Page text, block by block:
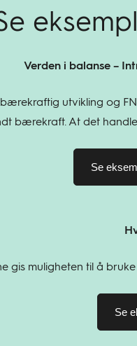
Verden i balanse –
utvikling og
bærekraft. At det
Se
gis muligheten til å
Se